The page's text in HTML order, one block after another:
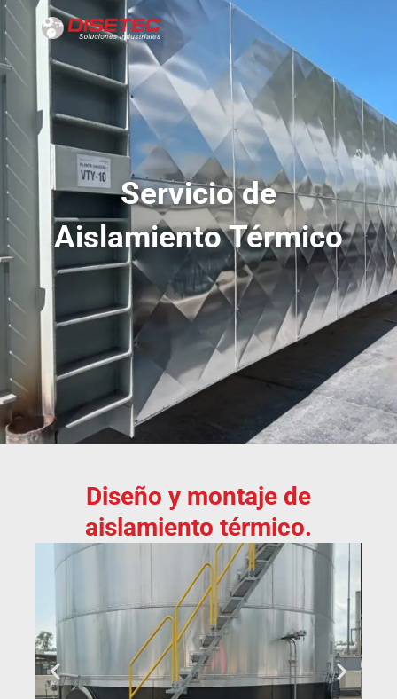
Servicio de
Aislamiento Térmico
Diseño y montaje de
aislamiento térmico.​